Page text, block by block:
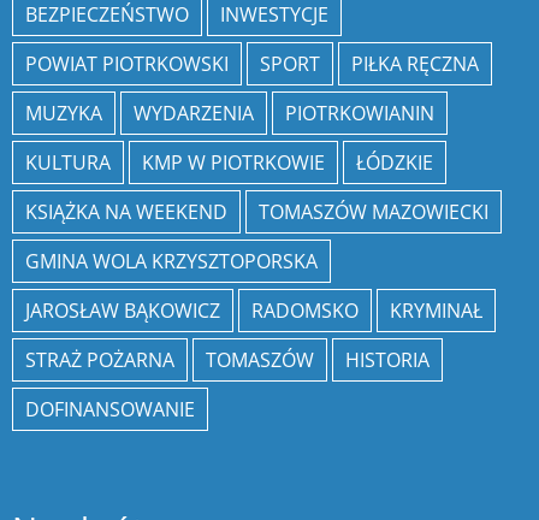
BEZPIECZEŃSTWO
INWESTYCJE
POWIAT PIOTRKOWSKI
SPORT
PIŁKA RĘCZNA
MUZYKA
WYDARZENIA
PIOTRKOWIANIN
KULTURA
KMP W PIOTRKOWIE
ŁÓDZKIE
KSIĄŻKA NA WEEKEND
TOMASZÓW MAZOWIECKI
GMINA WOLA KRZYSZTOPORSKA
JAROSŁAW BĄKOWICZ
RADOMSKO
KRYMINAŁ
STRAŻ POŻARNA
TOMASZÓW
HISTORIA
DOFINANSOWANIE